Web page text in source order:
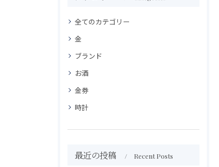
全てのカテゴリー
金
ブランド
お酒
金券
時計
最近の投稿 Recent Posts